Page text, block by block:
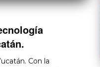
Con la